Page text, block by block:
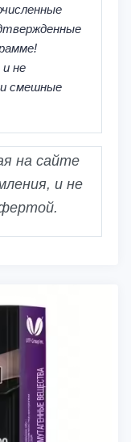
не
и смешные
на сайте
и не